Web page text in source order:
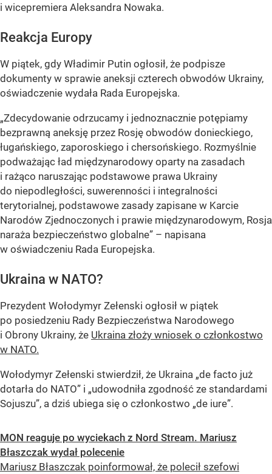
i wicepremiera Aleksandra Nowaka.
Reakcja Europy
W piątek, gdy Władimir Putin ogłosił, że podpisze
dokumenty w sprawie aneksji czterech obwodów Ukrainy,
oświadczenie wydała Rada Europejska.
„Zdecydowanie odrzucamy i jednoznacznie potępiamy
bezprawną aneksję przez Rosję obwodów donieckiego,
ługańskiego, zaporoskiego i chersońskiego. Rozmyślnie
podważając ład międzynarodowy oparty na zasadach
i rażąco naruszając podstawowe prawa Ukrainy
do niepodległości, suwerenności i integralności
terytorialnej, podstawowe zasady zapisane w Karcie
Narodów Zjednoczonych i prawie międzynarodowym, Rosja
naraża bezpieczeństwo globalne” – napisana
w oświadczeniu Rada Europejska.
Ukraina w NATO?
Prezydent Wołodymyr Zełenski ogłosił w piątek
po posiedzeniu Rady Bezpieczeństwa Narodowego
i Obrony Ukrainy, że Ukraina złoży wniosek o członkostwo
w NATO.
Wołodymyr Zełenski stwierdził, że Ukraina „de facto już
dotarła do NATO” i „udowodniła zgodność ze standardami
Sojuszu”, a dziś ubiega się o członkostwo „de iure”.
MON reaguje po wyciekach z Nord Stream. Mariusz
Błaszczak wydał polecenie
Mariusz Błaszczak poinformował, że polecił szefowi